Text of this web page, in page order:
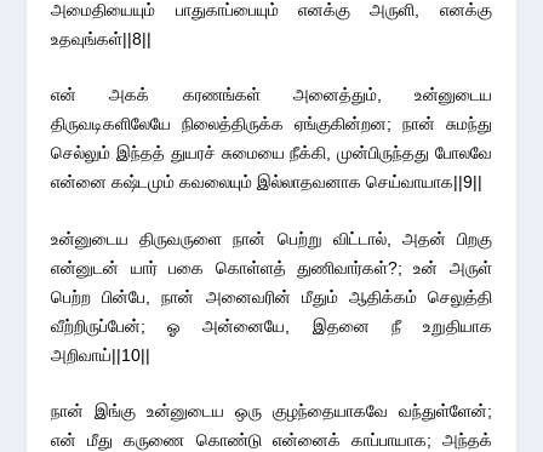
அமைதியையும் பாதுகாப்பையும் எனக்கு அருளி, எனக்கு
உதவுங்கள்||8||
என் அகக் கரணங்கள் அனைத்தும், உன்னுடைய
திருவடிகளிலேயே நிலைத்திருக்க ஏங்குகின்றன; நான் சுமந்து
செல்லும் இந்தத் துயரச் சுமையை நீக்கி, முன்பிருந்தது போலவே
என்னை கஷ்டமும் கவலையும் இல்லாதவனாக செய்வாயாக||9||
உன்னுடைய திருவருளை நான் பெற்று விட்டால், அதன் பிறகு
என்னுடன் யார் பகை கொள்ளத் துணிவார்கள்?; உன் அருள்
பெற்ற பின்பே, நான் அனைவரின் மீதும் ஆதிக்கம் செலுத்தி
வீற்றிருப்பேன்; ஓ அன்னையே, இதனை நீ உறுதியாக
அறிவாய்||10||
நான் இங்கு உன்னுடைய ஒரு குழந்தையாகவே வந்துள்ளேன்;
என் மீது கருணை கொண்டு என்னைக் காப்பாயாக; அந்தக்